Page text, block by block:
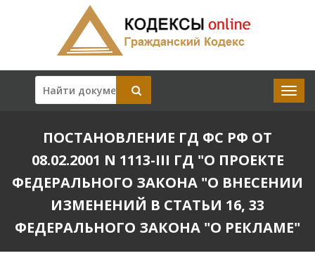
ПОСТАНОВЛЕНИЕ ГД ФС РФ ОТ
08.02.2001 N 1113-III ГД "О ПРОЕКТЕ
ФЕДЕРАЛЬНОГО ЗАКОНА "О ВНЕСЕНИИ
ИЗМЕНЕНИЙ В СТАТЬИ 16, 33
ФЕДЕРАЛЬНОГО ЗАКОНА "О РЕКЛАМЕ"